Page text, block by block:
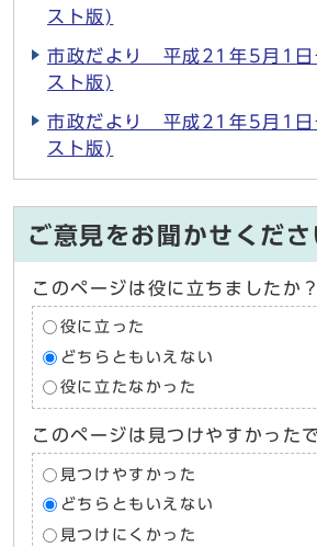
スト版)
市政だより 平成21年5月1
スト版)
市政だより 平成21年5月1
スト版)
ご意見をお聞かせくださ
このページは役に立ちましたか？
役に立った
どちらともいえない
役に立たなかった
このページは見つけやすかった
見つけやすかった
どちらともいえない
見つけにくかった